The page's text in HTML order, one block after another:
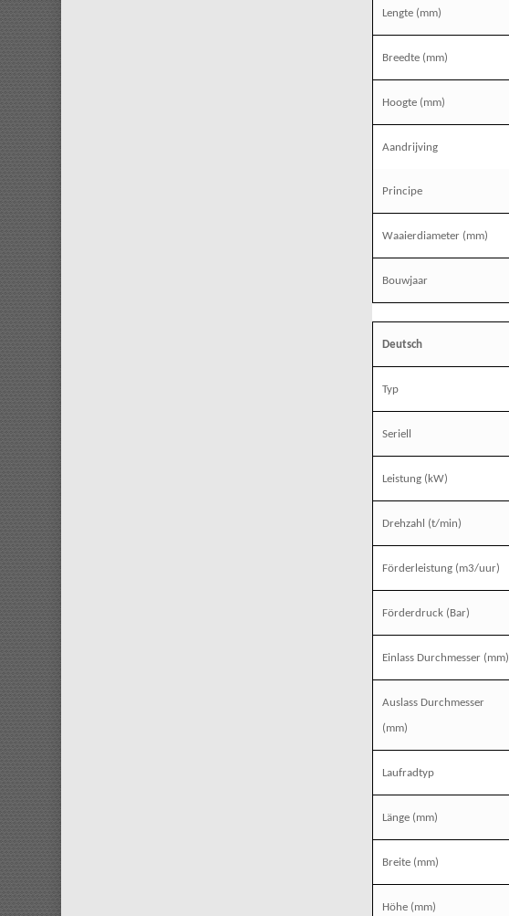
Lengte (mm)
Breedte (mm)
Hoogte (mm)
Aandrijving
Principe
Waaierdiameter (mm)
Bouwjaar
Deutsch
Typ
Seriell
Leistung (kW)
Drehzahl (t/min)
Förderleistung (m3/uur)
Förderdruck (Bar)
Einlass Durchmesser (mm)
Auslass Durchmesser
(mm)
Laufradtyp
Länge (mm)
Breite (mm)
Höhe (mm)